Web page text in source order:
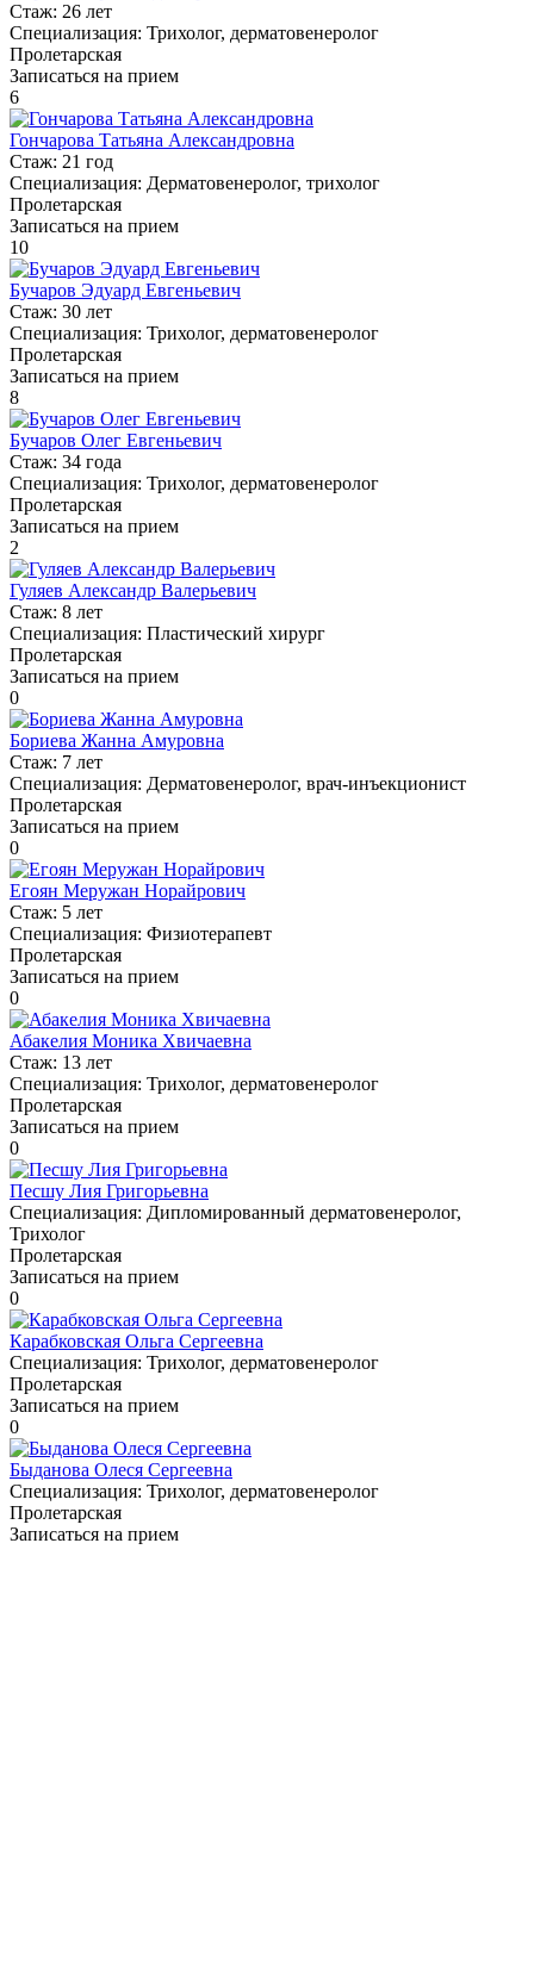
Стаж: 26 лет
Специализация: Трихолог, дерматовенеролог
Пролетарская
Записаться на прием
6
Гончарова Татьяна Александровна
Стаж: 21 год
Специализация: Дерматовенеролог, трихолог
Пролетарская
Записаться на прием
10
Бучаров Эдуард Евгеньевич
Стаж: 30 лет
Специализация: Трихолог, дерматовенеролог
Пролетарская
Записаться на прием
8
Бучаров Олег Евгеньевич
Стаж: 34 года
Специализация: Трихолог, дерматовенеролог
Пролетарская
Записаться на прием
2
Гуляев Александр Валерьевич
Стаж: 8 лет
Специализация: Пластический хирург
Пролетарская
Записаться на прием
0
Бориева Жанна Амуровна
Стаж: 7 лет
Специализация: Дерматовенеролог, врач-инъекционист
Пролетарская
Записаться на прием
0
Егоян Меружан Норайрович
Стаж: 5 лет
Специализация: Физиотерапевт
Пролетарская
Записаться на прием
0
Абакелия Моника Хвичаевна
Стаж: 13 лет
Специализация: Трихолог, дерматовенеролог
Пролетарская
Записаться на прием
0
Песшу Лия Григорьевна
Специализация: Дипломированный дерматовенеролог,
Трихолог
Пролетарская
Записаться на прием
0
Карабковская Ольга Сергеевна
Специализация: Трихолог, дерматовенеролог
Пролетарская
Записаться на прием
0
Быданова Олеся Сергеевна
Специализация: Трихолог, дерматовенеролог
Пролетарская
Записаться на прием